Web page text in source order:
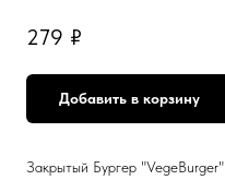
279 ₽
Добавить в корзину
Закрытый Бургер